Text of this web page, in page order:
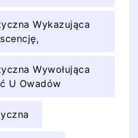
Wykazująca
Wywołująca
U Owadów